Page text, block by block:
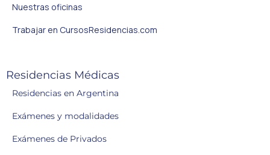
Nuestras oficinas
Trabajar en CursosResidencias.com
Residencias Médicas
Residencias en Argentina
Exámenes y modalidades
Exámenes de Privados